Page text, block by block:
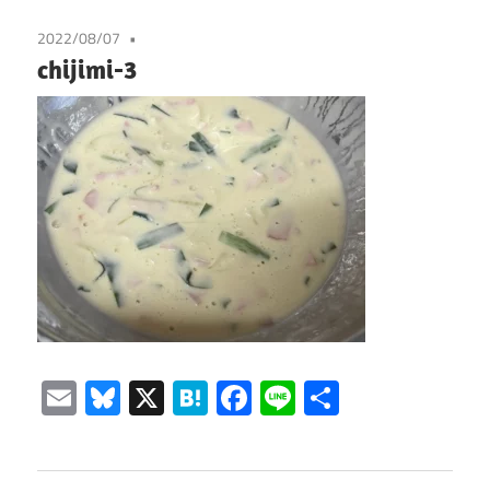
2022/08/07
chijimi-3
EmailBluesky
X Hatena
Facebook
Line